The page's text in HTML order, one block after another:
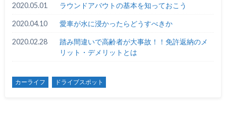
2020.05.01 ラウンドアバウトの基本を知っておこう
2020.04.10 愛車が水に浸かったらどうすべきか
2020.02.28
踏み間違いで高齢者が大事故！！免許返納のメ
リット・デメリットとは
カーライフ ドライブスポット